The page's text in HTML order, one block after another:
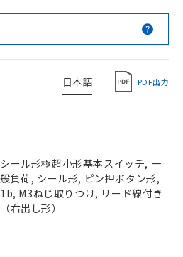
日本語 PDF出力
シール形極超小形基本スイッチ, 一
般負荷, シール形, ピン押ボタン形,
1b, M3ねじ取りつけ, リード線付き
（右出し形）